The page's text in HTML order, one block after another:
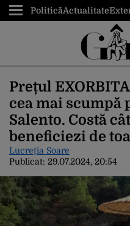
PoliticăActualitate
Prețul
cea mai scumpă
Salento. Costă
beneficiezi de
Lucreția Soare
Publicat: 29.07.2024, 20:54